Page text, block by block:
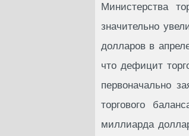
Министерства
значительно
долларов в
что дефицит
первоначально
торгового
миллиарда